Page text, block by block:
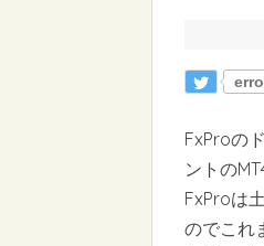
FxProの
ントの
FxProは
のでこれ